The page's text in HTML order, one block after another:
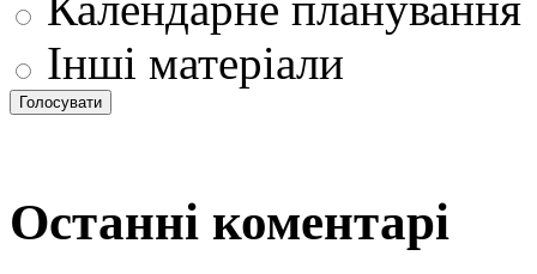
Інші матеріали
Останні коментарі